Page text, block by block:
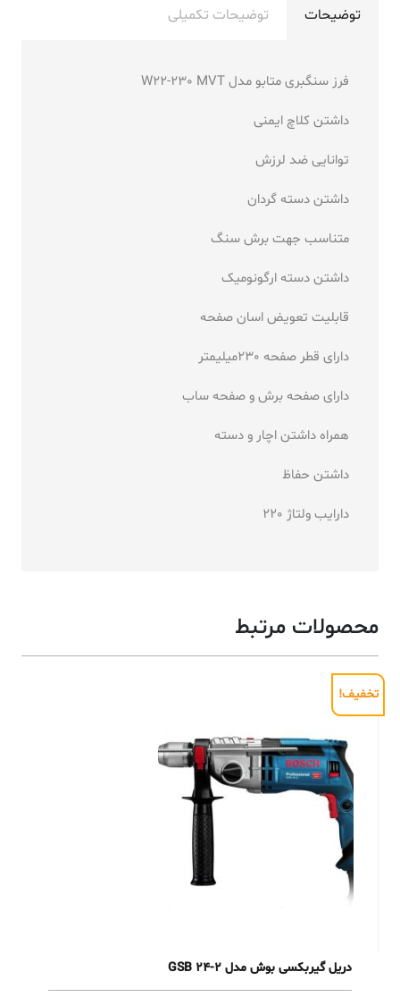
توضیحات توضیحات تکمیلی
فرز سنگبری متابو مدل W22-230 MVT
داشتن کلاچ ایمنی
توانایی ضد لرزش
داشتن دسته گردان
متناسب جهت برش سنگ
داشتن دسته ارگونومیک
قابلیت تعویض اسان صفحه
دارای قطر صفحه 230میلیمتر
دارای صفحه برش و صفحه ساب
همراه داشتن اچار و دسته
داشتن حفاظ
دارایب ولتاژ 220
محصولات مرتبط
تخفیف!
دریل گیربکسی بوش مدل GSB 24-2